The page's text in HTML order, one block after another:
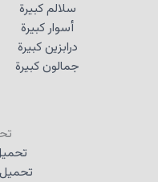
سلالم كبيرة
أسوار كبيرة
درابزين كبيرة
جمالون كبيرة